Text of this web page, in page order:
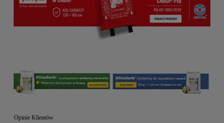
Opinie Klientów